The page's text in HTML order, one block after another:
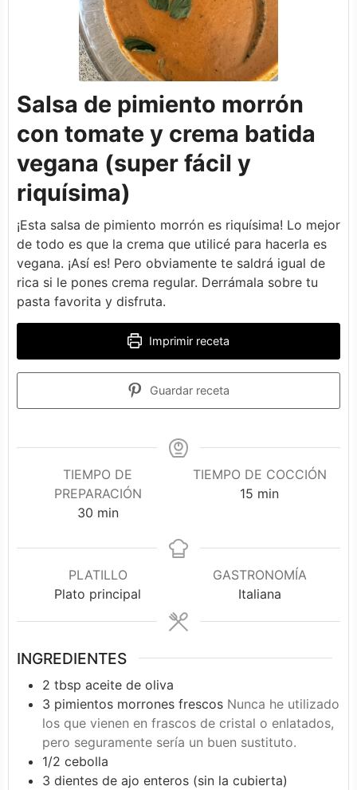
Salsa de pimiento morrón
con tomate y crema batida
vegana (super fácil y
riquísima)
¡Esta salsa de pimiento morrón es riquísima! Lo mejor
de todo es que la crema que utilicé para hacerla es
vegana. ¡Así es! Pero obviamente te saldrá igual de
rica si le pones crema regular. Derrámala sobre tu
pasta favorita y disfruta.
Imprimir receta
Guardar receta
TIEMPO DE
PREPARACIÓN
30minutos
min
TIEMPO DE COCCIÓN
15 minutos
min
PLATILLO
Plato principal
GASTRONOMÍA
Italiana
INGREDIENTES
2 tbsp aceite de oliva
3 pimientos morrones frescos Nunca he utilizado
los que vienen en frascos de cristal o enlatados,
pero seguramente sería un buen sustituto.
1/2 cebolla
3 dientes de ajo enteros (sin la cubierta)